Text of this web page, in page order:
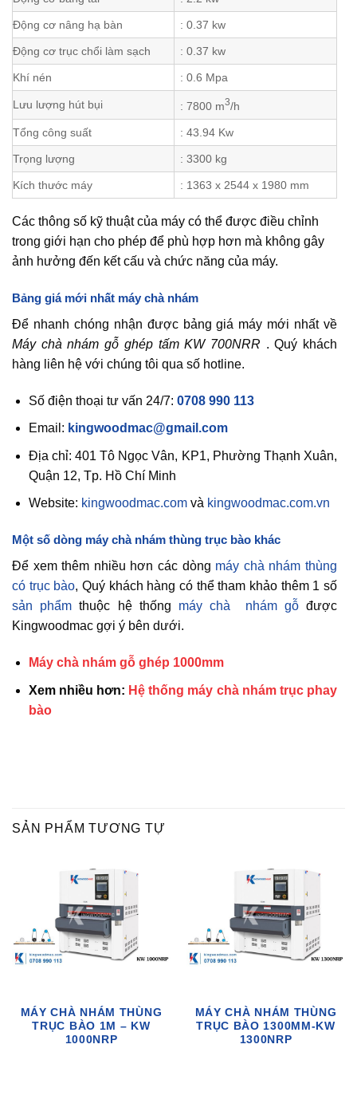
Động cơ nâng hạ bàn : 0.37 kw
Động cơ trục chổi làm sạch : 0.37 kw
Khí nén : 0.6 Mpa
Lưu lượng hút bụi : 7800 m3/h
Tổng công suất : 43.94 Kw
Trọng lượng : 3300 kg
Kích thước máy : 1363 x 2544 x 1980 mm
Các thông số kỹ thuật của máy có thể được điều chỉnh
trong giới hạn cho phép để phù hợp hơn mà không gây
ảnh hưởng đến kết cấu và chức năng của máy.
Bảng giá mới nhất máy chà nhám
Để nhanh chóng nhận được bảng giá máy mới nhất về
Máy chà nhám gỗ ghép tấm KW 700NRR . Quý khách
hàng liên hệ với chúng tôi qua số hotline.
Số điện thoại tư vấn 24/7: 0708 990 113
Email: kingwoodmac@gmail.com
Địa chỉ: 401 Tô Ngọc Vân, KP1, Phường Thạnh Xuân,
Quận 12, Tp. Hồ Chí Minh
Website: kingwoodmac.comvà kingwoodmac.com.vn
Một số dòng máy chà nhám thùng trục bào khác
Để xem thêm nhiều hơn các dòng máy chà nhám thùng
có trục bào, Quý khách hàng có thể tham khảo thêm 1 số
sản phẩm thuộc hệ thống máy chà nhám gỗđược
Kingwoodmac gợi ý bên dưới.
Máy chà nhám gỗ ghép 1000mm
Xem nhiều hơn: Hệ thống máy chà nhám trục phay
bào
SẢN PHẨM TƯƠNG TỰ
MÁY CHÀ NHÁM THÙNG
TRỤC BÀO 1M – KW
1000NRP
MÁY CHÀ NHÁM THÙNG
TRỤC BÀO 1300MM-KW
1300NRP